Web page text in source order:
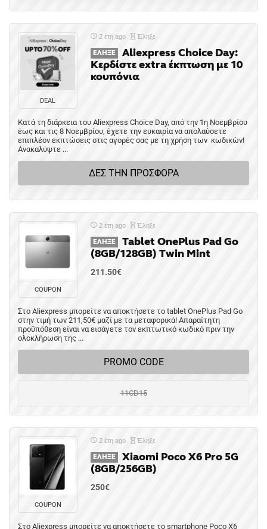
DEAL
2 έτη ago Έληξε
ΈΛΗΞΕ
Aliexpress Choice Day:
Κερδίστε extra έκπτωση με 10
κουπόνια
Κατά τη διάρκεια του Aliexpress Choice Day, από την 1η Νοεμβρίου
έως και τις 8 Νοεμβρίου, έχετε την ευκαιρία να απολαύσετε
επιπλέον εκπτώσεις στις αγορές σας με τη χρήση των κωδικών!
Ανακαλύψτε ...
ΔΕΣ ΤΗΝ ΠΡΟΣΦΟΡΑ
COUPON
2 έτη ago Έληξε
ΈΛΗΞΕ
Tablet OnePlus Pad Go
(8GB/128GB) Twin Mint
211.50€
Στο Aliexpress μπορείτε να αποκτήσετε το tablet OnePlus Pad Go
στην τιμή των 211,50€ μαζί με τα μεταφορικά! Απαραίτητη
προϋπόθεση είναι να εισάγετε τον εκπτωτικό κωδικό πριν την
ολοκλήρωση της ...
PROMO CODE
11CD15
COUPON
2 έτη ago Έληξε
ΈΛΗΞΕ
Xiaomi Poco X6 Pro 5G
(8GB/256GB)
250€
Στο Aliexpress μπορείτε να αποκτήσετε το smartphone Poco X6